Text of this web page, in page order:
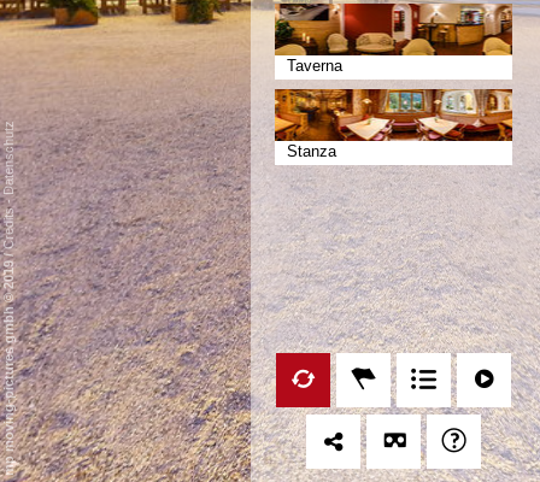
Taverna
Stanza
mp moving-pictures gmbh © 2019
/
Credits
-
Datenschutz